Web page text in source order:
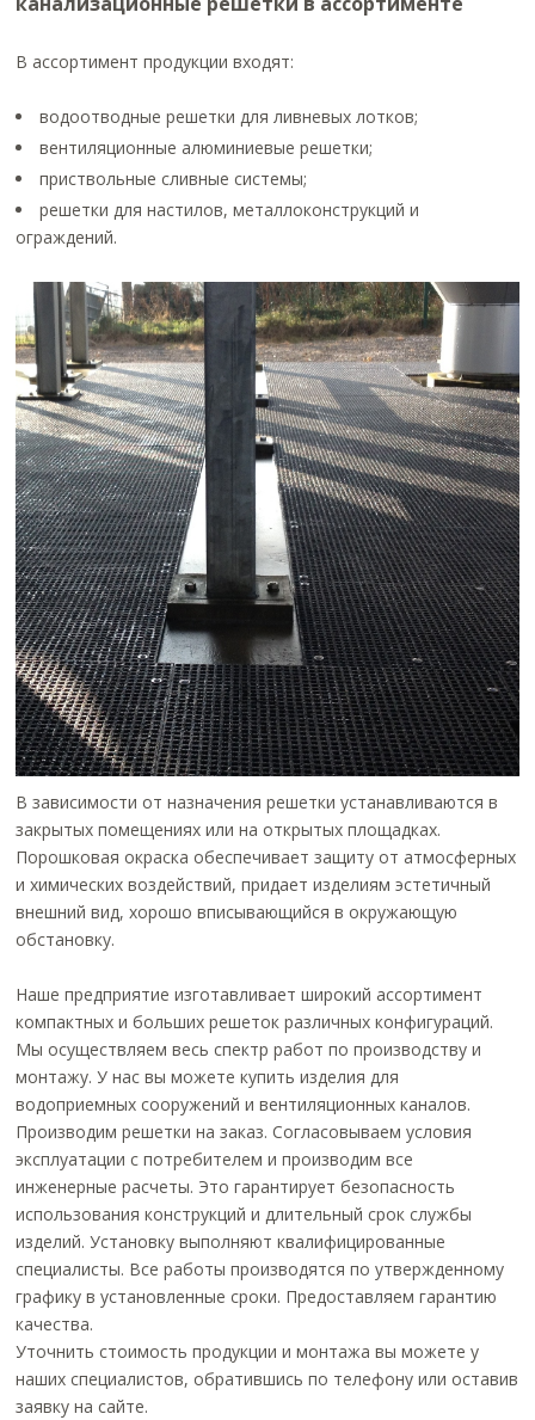
В ассортимент продукции входят:
водоотводные решетки для ливневых лотков;
вентиляционные алюминиевые решетки;
приствольные сливные системы;
решетки для настилов, металлоконструкций и
ограждений.
В зависимости от назначения решетки устанавливаются в
закрытых помещениях или на открытых площадках.
Порошковая окраска обеспечивает защиту от атмосферных
и химических воздействий, придает изделиям эстетичный
внешний вид, хорошо вписывающийся в окружающую
обстановку.
Наше предприятие изготавливает широкий ассортимент
компактных и больших решеток различных конфигураций.
Мы осуществляем весь спектр работ по производству и
монтажу. У нас вы можете купить изделия для
водоприемных сооружений и вентиляционных каналов.
Производим решетки на заказ. Согласовываем условия
эксплуатации с потребителем и производим все
инженерные расчеты. Это гарантирует безопасность
использования конструкций и длительный срок службы
изделий. Установку выполняют квалифицированные
специалисты. Все работы производятся по утвержденному
графику в установленные сроки. Предоставляем гарантию
качества.
Уточнить стоимость продукции и монтажа вы можете у
наших специалистов, обратившись по телефону или оставив
заявку на сайте.